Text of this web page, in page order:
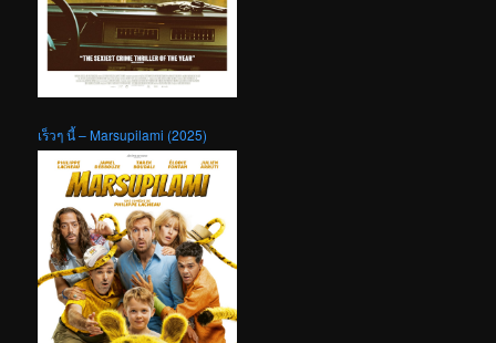
เร็วๆ นี้ – Marsupilami (2025)